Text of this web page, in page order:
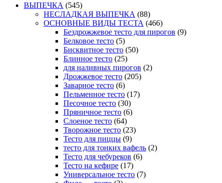
ВЫПЕЧКА (545)
НЕСЛАДКАЯ ВЫПЕЧКА (88)
ОСНОВНЫЕ ВИДЫ ТЕСТА (466)
Бездрожжевое тесто для пирогов (9)
Белковое тесто (5)
Бисквитное тесто (50)
Блинное тесто (25)
для наливных пирогов (2)
Дрожжевое тесто (205)
Заварное тесто (6)
Пельменное тесто (17)
Песочное тесто (30)
Пряничное тесто (6)
Слоеное тесто (64)
Творожное тесто (23)
Тесто для пиццы (9)
тесто для тонких вафель (2)
Тесто для чебуреков (6)
Тесто на кефире (17)
Универсальное тесто (7)